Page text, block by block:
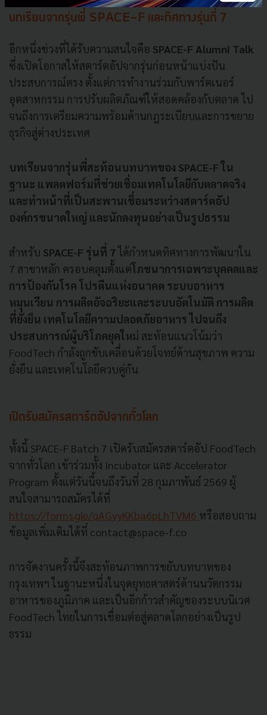
บทเรียนจากรุ่นพี่ SPACE-F และทิศทางรุ่นที่ 7
อีกหนึ่งช่วงที่ได้รับความสนใจคือ SPACE-F Alumni Talk
ซึ่งเปิดโอกาสให้สตาร์ตอัปจากรุ่นก่อนหน้าแบ่งปัน
ประสบการณ์ตรง ตั้งแต่การทำงานร่วมกับพาร์ตเนอร์
อุตสาหกรรม การปรับผลิตภัณฑ์ให้สอดคล้องกับตลาด ไป
จนถึงการเตรียมความพร้อมด้านกฎระเบียบและการขยาย
ธุรกิจสู่ต่างประเทศ
บทเรียนจากรุ่นพี่สะท้อนบทบาทของ SPACE-F ใน
ฐานะ แพลตฟอร์มที่ช่วยเชื่อมเทคโนโลยีกับตลาดจริง
และทำหน้าที่เป็นสะพานเชื่อมระหว่างสตาร์ตอัป
องค์กรขนาดใหญ่ และนักลงทุนอย่างเป็นรูปธรรม
สำหรับ SPACE-F รุ่นที่ 7ได้กำหนดทิศทางการพัฒนาใน
7 สาขาหลัก ครอบคลุมตั้งแต่โภชนาการเฉพาะบุคคลและ
การป้องกันโรค โปรตีนแห่งอนาคต ระบบอาหาร
หมุนเวียน การผลิตอัจฉริยะและระบบอัตโนมัติ การผลิต
ที่ยั่งยืน เทคโนโลยีความปลอดภัยอาหาร ไปจนถึง
ประสบการณ์ผู้บริโภคยุคใหม่ สะท้อนแนวโน้มว่า
FoodTech กำลังถูกขับเคลื่อนด้วยโจทย์ด้านสุขภาพ ความ
ยั่งยืน และเทคโนโลยีควบคู่กัน
เปิดรับสมัครสตาร์ตอัปจากทั่วโลก
ทั้งนี้ SPACE-F Batch 7 เปิดรับสมัครสตาร์ตอัป FoodTech
จากทั่วโลก เข้าร่วมทั้ง Incubator และ Accelerator
Program ตั้งแต่วันนี้จนถึงวันที่ 28 กุมภาพันธ์ 2569 ผู้
สนใจสามารถสมัครได้ที่
https://forms.gle/qAGvyKKba6pLhTVM6 หรือสอบถาม
ข้อมูลเพิ่มเติมได้ที่ contact@space-f.co
การจัดงานครั้งนี้จึงสะท้อนภาพการขยับบทบาทของ
กรุงเทพฯ ในฐานะหนึ่งในจุดยุทธศาสตร์ด้านนวัตกรรม
อาหารของภูมิภาค และเป็นอีกก้าวสำคัญของระบบนิเวศ
FoodTech ไทยในการเชื่อมต่อสู่ตลาดโลกอย่างเป็นรูป
ธรรม